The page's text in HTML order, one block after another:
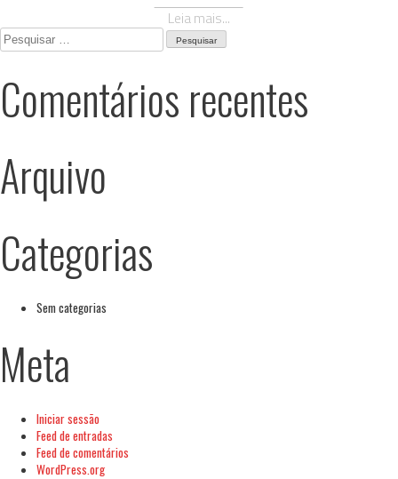
Leia mais...
Pesquisar
por:
Comentários recentes
Arquivo
Categorias
Sem categorias
Meta
Iniciar sessão
Feed de entradas
Feed de comentários
WordPress.org